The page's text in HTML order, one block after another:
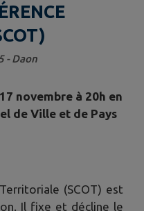
- Daon
novembre à 20h en
de Ville et de Pays
(SCOT) est
Il fixe et décline le